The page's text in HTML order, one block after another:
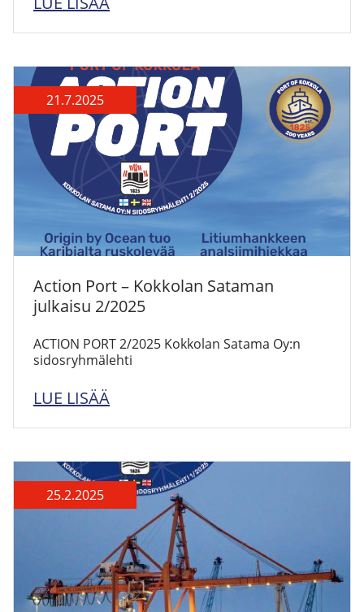
21.7.2025
Action Port – Kokkolan Sataman
julkaisu 2/2025
ACTION PORT 2/2025 Kokkolan Satama Oy:n
sidosryhmälehti
LUE LISÄÄ
25.2.2025